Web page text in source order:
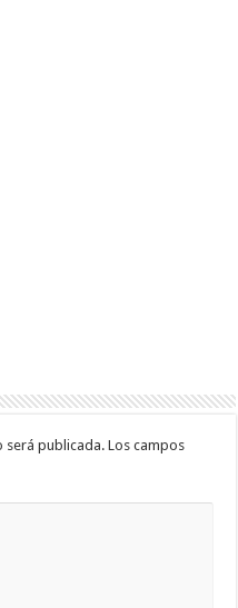
será publicada. Los campos